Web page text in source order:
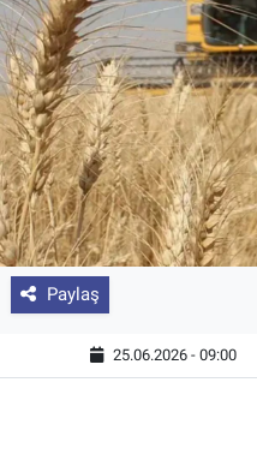
Paylaş
25.06.2026 - 09:00
Yetiştirici Soruyor
Dünyada Tarım
Üretici Birlikleri
Şeker ve Şekerli
Tahıllar ve